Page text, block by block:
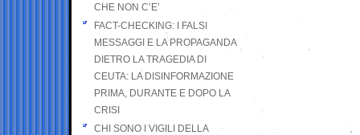
CHE NON C’E’
FACT-CHECKING: I FALSI
MESSAGGI E LA PROPAGANDA
DIETRO LA TRAGEDIA DI
CEUTA: LA DISINFORMAZIONE
PRIMA, DURANTE E DOPO LA
CRISI
CHI SONO I VIGILI DELLA